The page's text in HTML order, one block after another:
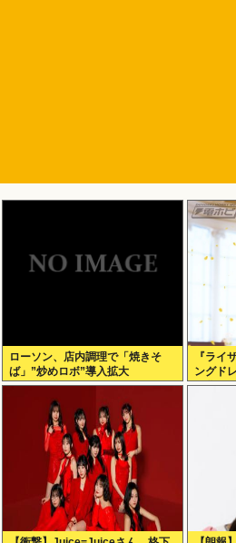
ローソン、店内調理で「焼きそ
ば」”炒めロボ”導入拡大
『ライ
ングド
ア化キ